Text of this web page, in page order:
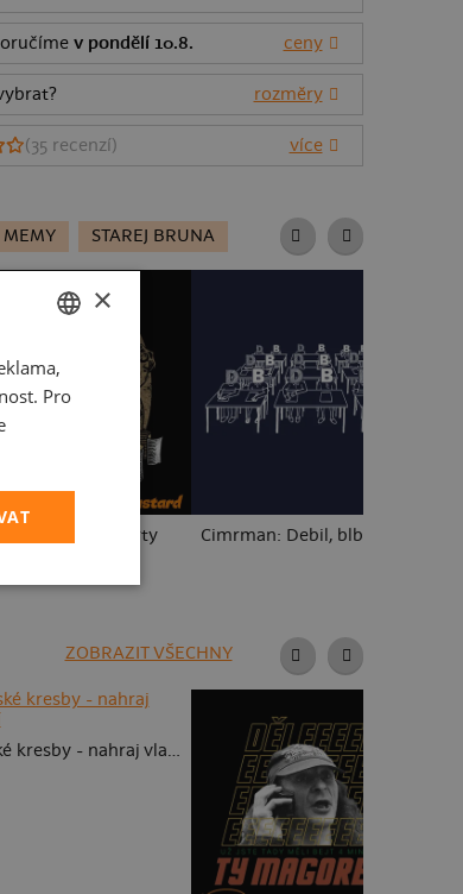
v pondělí 10.8. ceny
rozměry
(35 recenzí) více
MEMY STAREJ BRUNA
S čerty nejsou žerty Cimrman: Debil, blbeček
ZOBRAZIT VŠECHNY
Dětské kresby - nahraj vlastní
CZECH
SLOVAK
×
Pro